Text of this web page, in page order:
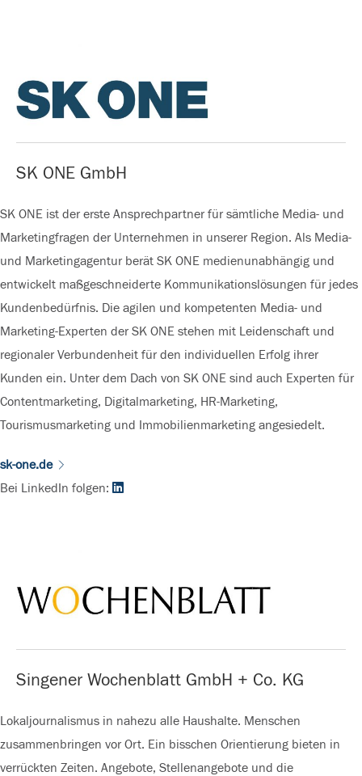
SK ONE GmbH
SK ONE ist der erste Ansprechpartner für sämtliche Media- und
Marketingfragen der Unternehmen in unserer Region. Als Media-
und Marketingagentur berät SK ONE medienunabhängig und
entwickelt maßgeschneiderte Kommunikationslösungen für jedes
Kundenbedürfnis. Die agilen und kompetenten Media- und
Marketing-Experten der SK ONE stehen mit Leidenschaft und
regionaler Verbundenheit für den individuellen Erfolg ihrer
Kunden ein. Unter dem Dach von SK ONE sind auch Experten für
Contentmarketing, Digitalmarketing, HR-Marketing,
Tourismusmarketing und Immobilienmarketing angesiedelt.
sk-one.de
Bei LinkedIn folgen:
Singener Wochenblatt GmbH + Co. KG
Lokaljournalismus in nahezu alle Haushalte. Menschen
zusammenbringen vor Ort. Ein bisschen Orientierung bieten in
verrückten Zeiten. Angebote, Stellenangebote und die